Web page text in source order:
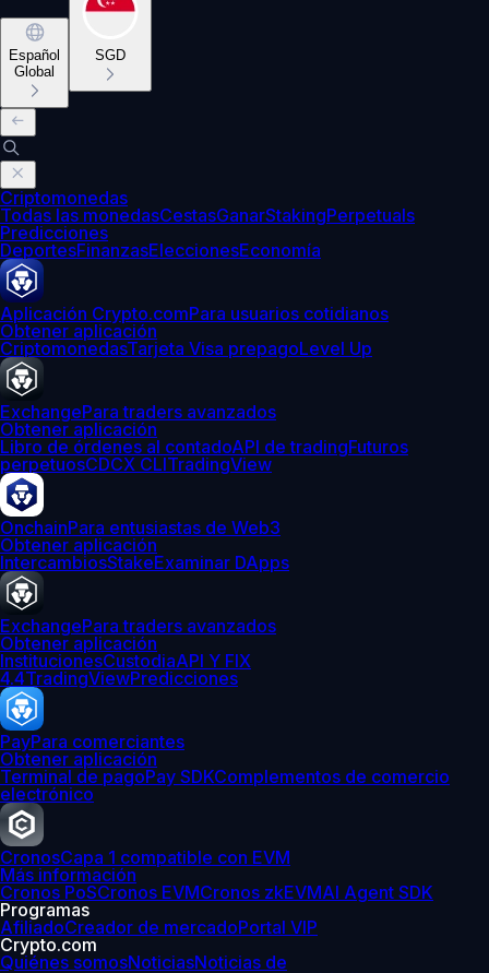
Español
Global
SGD
Criptomonedas
Todas las monedasCestasGanarStakingPerpetuals
Predicciones
DeportesFinanzasEleccionesEconomía
Aplicación Crypto.comPara usuarios cotidianos
Obtener aplicación
CriptomonedasTarjeta Visa prepagoLevel Up
ExchangePara traders avanzados
Obtener aplicación
Libro de órdenes al contadoAPI de tradingFuturos
perpetuosCDCX CLITradingView
OnchainPara entusiastas de Web3
Obtener aplicación
IntercambiosStakeExaminar DApps
ExchangePara traders avanzados
Obtener aplicación
InstitucionesCustodiaAPI Y FIX
4.4TradingViewPredicciones
PayPara comerciantes
Obtener aplicación
Terminal de pagoPay SDKComplementos de comercio
electrónico
CronosCapa 1 compatible con EVM
Más información
Cronos PoSCronos EVMCronos zkEVMAI Agent SDK
Programas
AfiliadoCreador de mercadoPortal VIP
Crypto.com
Quiénes somosNoticiasNoticias de